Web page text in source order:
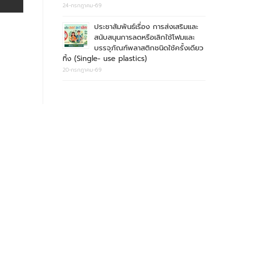
24-กรกฎาคม-69
ประชาสัมพันธ์เรื่อง การส่งเสริมและ
สนับสนุนการลดหรือเลิกใช้โฟมและ
บรรจุภัณฑ์พลาสติกชนิดใช้ครั้งเดียว
ทิ้ง (Single- use plastics)
20-กรกฎาคม-69